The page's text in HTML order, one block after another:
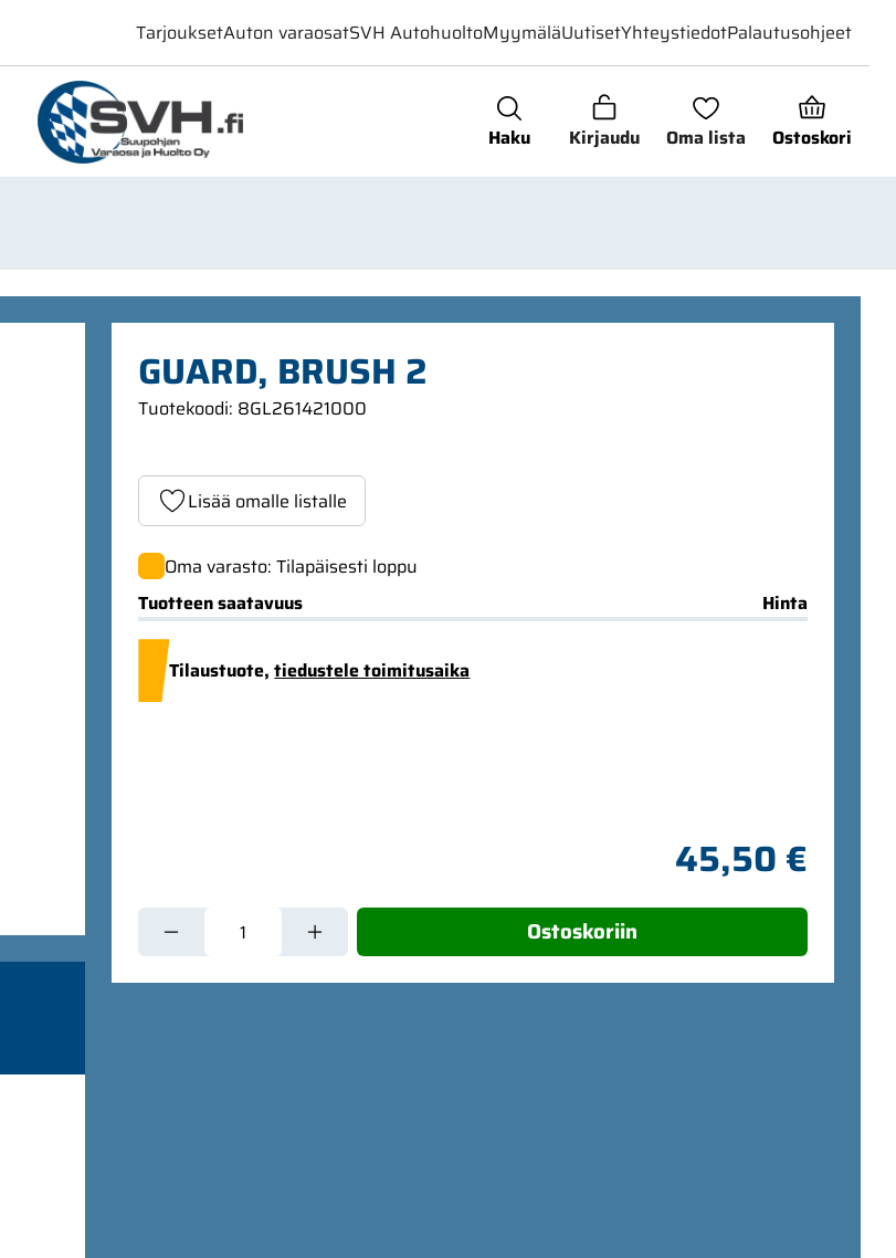
Haku Kirjaudu Oma lista Ostoskori
TarjouksetAuton varaosatSVH AutohuoltoMyymäläUutisetYhteystiedotPalautusohjeet
GUARD, BRUSH 2
Tuotekoodi: 8GL261421000
Lisää omalle listalle
Oma varasto: Tilapäisesti loppu
Tuotteen saatavuus
Hinta
Tilaustuote,tiedustele toimitusaika
45,50 €
Ostoskoriin